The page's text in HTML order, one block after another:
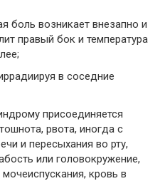
боль возникает внезапно и
правый бок и температура
в соседние
присоединяется
рвота, иногда с
и пересыхания во рту,
или головокружение,
кровь в